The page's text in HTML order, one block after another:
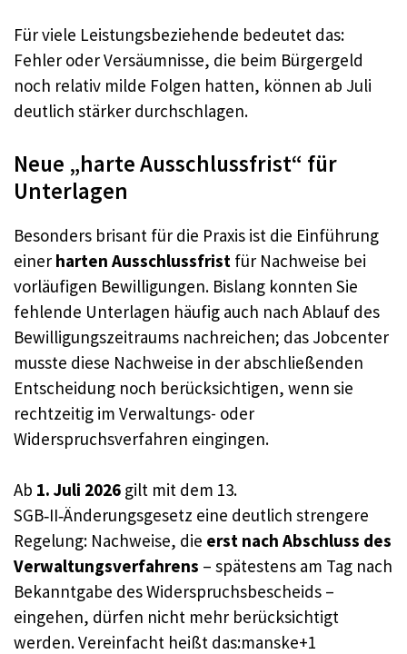
Für viele Leistungsbeziehende bedeutet das:
Fehler oder Versäumnisse, die beim Bürgergeld
noch relativ milde Folgen hatten, können ab Juli
deutlich stärker durchschlagen.
Neue „harte Ausschlussfrist“ für
Unterlagen
Besonders brisant für die Praxis ist die Einführung
einer harten Ausschlussfrist für Nachweise bei
vorläufigen Bewilligungen. Bislang konnten Sie
fehlende Unterlagen häufig auch nach Ablauf des
Bewilligungszeitraums nachreichen; das Jobcenter
musste diese Nachweise in der abschließenden
Entscheidung noch berücksichtigen, wenn sie
rechtzeitig im Verwaltungs- oder
Widerspruchsverfahren eingingen.
Ab 1. Juli 2026 gilt mit dem 13.
SGB‑II‑Änderungsgesetz eine deutlich strengere
Regelung: Nachweise, die erst nach Abschluss des
Verwaltungsverfahrens – spätestens am Tag nach
Bekanntgabe des Widerspruchsbescheids –
eingehen, dürfen nicht mehr berücksichtigt
werden. Vereinfacht heißt das:manske+1